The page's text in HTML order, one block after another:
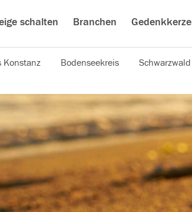
schalten Branchen
Konstanz Bodenseekreis Schwarzwald